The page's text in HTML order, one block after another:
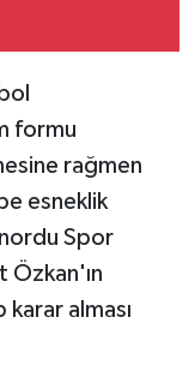
formu
rağmen
esneklik
Spor
Özkan'ın
alması